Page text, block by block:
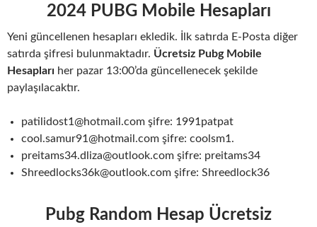
2024 PUBG Mobile Hesapları
Yeni güncellenen hesapları ekledik. İlk satırda E-Posta diğer
satırda şifresi bulunmaktadır. Ücretsiz Pubg Mobile
Hesapları her pazar 13:00’da güncellenecek şekilde
paylaşılacaktır.
patilidost1@hotmail.com şifre: 1991patpat
cool.samur91@hotmail.com şifre: coolsm1.
preitams34.dliza@outlook.com şifre: preitams34
Shreedlocks36k@outlook.com şifre: Shreedlock36
Pubg Random Hesap Ücretsiz